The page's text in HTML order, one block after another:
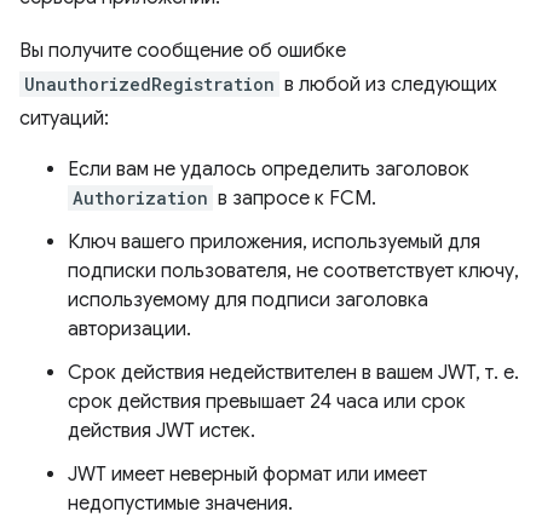
Вы получите сообщение об ошибке
UnauthorizedRegistration в любой из следующих
ситуаций:
Если вам не удалось определить заголовок
Authorization в запросе к FCM.
Ключ вашего приложения, используемый для
подписки пользователя, не соответствует ключу,
используемому для подписи заголовка
авторизации.
Срок действия недействителен в вашем JWT, т. е.
срок действия превышает 24 часа или срок
действия JWT истек.
JWT имеет неверный формат или имеет
недопустимые значения.